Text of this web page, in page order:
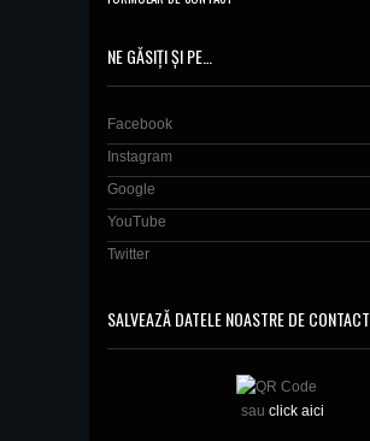
NE GĂSIȚI ȘI PE…
Facebook
Instagram
Google
YouTube
Twitter
SALVEAZĂ DATELE NOASTRE DE CONTACT
sau click aici